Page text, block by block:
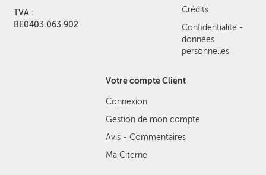
TVA :
BE0403.063.902
Crédits
Confidentialité -
données
personnelles
Votre compte Client
Connexion
Gestion de mon compte
Avis - Commentaires
Ma Citerne